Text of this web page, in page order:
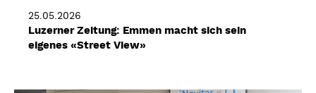
25.05.2026
Luzerner Zeitung: Emmen macht sich sein
eigenes «Street View»